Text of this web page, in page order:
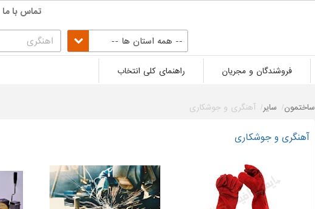
تماس با ما
-- همه استان ها --
فروشندگان و مجریان راهنمای کلی انتخاب
ساختمون سایر آهنگری و جوشکاری
آهنگری و جوشکاری